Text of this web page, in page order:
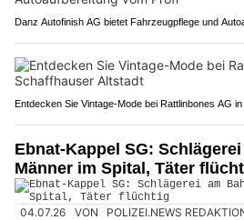
Danz Autofinish AG bietet Fahrzeugpflege und
Entdecken Sie Vintage-Mode bei Rattlinbones AG
Ebnat-Kappel SG:
Männer im Spital, Täter
04.07.26 VON POLIZEI.NEWS